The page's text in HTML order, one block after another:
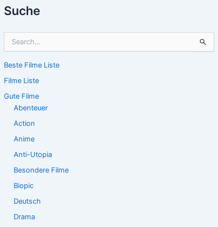
Suche
h
n
n
Beste Filme Liste
Filme Liste
Gute Filme
Abenteuer
Action
Anime
Anti-Utopia
Besondere Filme
Biopic
Deutsch
Drama